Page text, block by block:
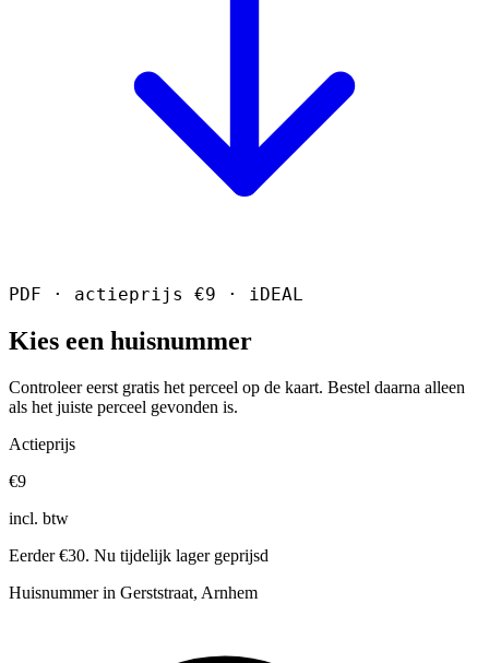
PDF · actieprijs €9 · iDEAL
Kies een huisnummer
Controleer eerst gratis het perceel op de kaart. Bestel daarna alleen
als het juiste perceel gevonden is.
Actieprijs
€9
incl. btw
Eerder €30. Nu tijdelijk lager geprijsd
Huisnummer in Gerststraat, Arnhem